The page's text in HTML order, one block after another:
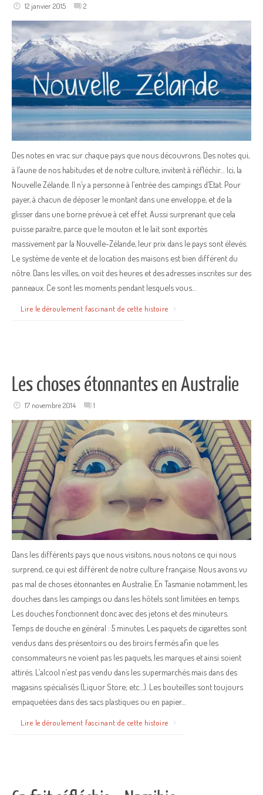
12 janvier 2015 2
Des notes en vrac sur chaque pays que nous découvrons. Des notes qui,
à l’aune de nos habitudes et de notre culture, invitent à réfléchir… Ici, la
Nouvelle Zélande. Il n’y a personne à l’entrée des campings d’Etat. Pour
payer, à chacun de déposer le montant dans une enveloppe, et de la
glisser dans une borne prévue à cet effet. Aussi surprenant que cela
puisse paraitre, parce que le mouton et le lait sont exportés
massivement par la Nouvelle-Zélande, leur prix dans le pays sont élevés.
Le système de vente et de location des maisons est bien différent du
nôtre. Dans les villes, on voit des heures et des adresses inscrites sur des
panneaux. Ce sont les moments pendant lesquels vous…
Lire le déroulement fascinant de cette histoire
Les choses étonnantes en Australie
17 novembre 2014 1
Dans les différents pays que nous visitons, nous notons ce qui nous
surprend, ce qui est différent de notre culture française. Nous avons vu
pas mal de choses étonnantes en Australie. En Tasmanie notamment, les
douches dans les campings ou dans les hôtels sont limitées en temps.
Les douches fonctionnent donc avec des jetons et des minuteurs.
Temps de douche en général : 5 minutes. Les paquets de cigarettes sont
vendus dans des présentoirs ou des tiroirs fermés afin que les
consommateurs ne voient pas les paquets, les marques et ainsi soient
attirés. L’alcool n’est pas vendu dans les supermarchés mais dans des
magasins spécialisés (Liquor Store; etc…). Les bouteilles sont toujours
empaquetées dans des sacs plastiques ou en papier…
Lire le déroulement fascinant de cette histoire